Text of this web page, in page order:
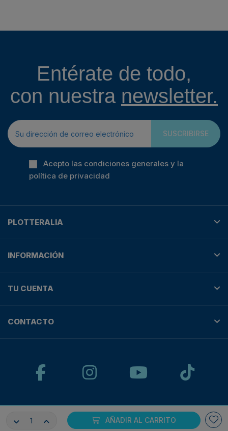
AÑADIR AL CARRITO
Entérate de todo,
con nuestra newsletter.
SUSCRIBIRSE
Acepto las condiciones generales y la
política de privacidad
PLOTTERALIA
INFORMACIÓN
TU CUENTA
CONTACTO
© Plotteralia